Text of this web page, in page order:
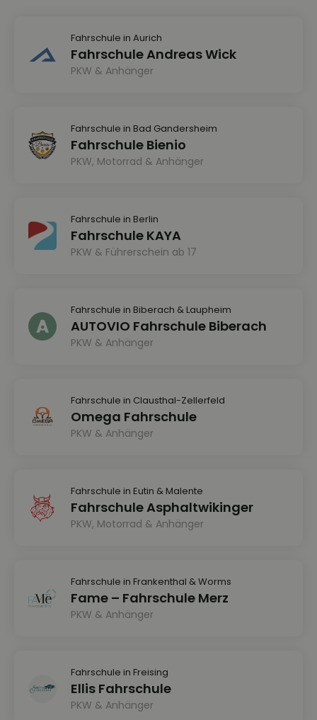
Fahrschule in Aurich
Fahrschule Andreas Wick
PKW & Anhänger
Fahrschule in Bad Gandersheim
Fahrschule Bienio
PKW, Motorrad & Anhänger
Fahrschule in Berlin
Fahrschule KAYA
PKW & Führerschein ab 17
Fahrschule in Biberach & Laupheim
AUTOVIO Fahrschule Biberach
PKW & Anhänger
Fahrschule in Clausthal-Zellerfeld
Omega Fahrschule
PKW & Anhänger
Fahrschule in Eutin & Malente
Fahrschule Asphaltwikinger
PKW, Motorrad & Anhänger
Fahrschule in Frankenthal & Worms
Fame – Fahrschule Merz
PKW & Anhänger
Fahrschule in Freising
Ellis Fahrschule
PKW & Anhänger